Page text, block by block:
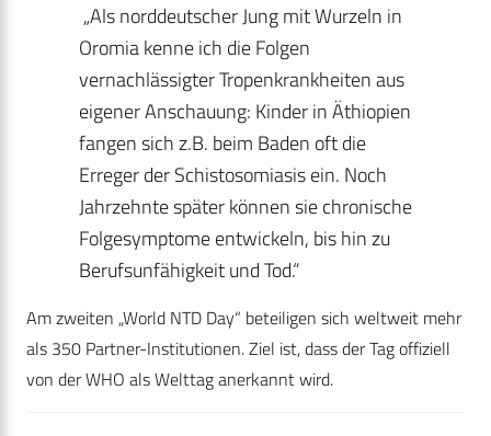
„Als norddeutscher Jung mit Wurzeln in
Oromia kenne ich die Folgen
vernachlässigter Tropenkrankheiten aus
eigener Anschauung: Kinder in Äthiopien
fangen sich z.B. beim Baden oft die
Erreger der Schistosomiasis ein. Noch
Jahrzehnte später können sie chronische
Folgesymptome entwickeln, bis hin zu
Berufsunfähigkeit und Tod.“
Am zweiten „World NTD Day“ beteiligen sich weltweit mehr
als 350 Partner-Institutionen. Ziel ist, dass der Tag offiziell
von der WHO als Welttag anerkannt wird.